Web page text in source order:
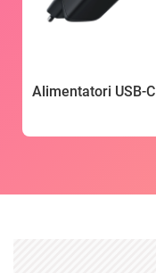
Alimentatori USB-C